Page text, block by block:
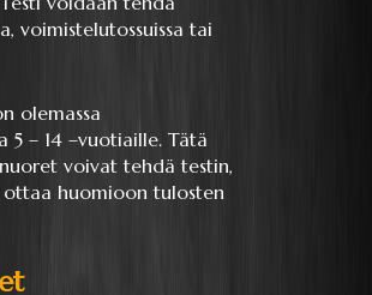
voimistelutossuissa tai
olemassa
5 – 14 –vuotiaille. Tätä
voivat tehdä testin,
huomioon tulosten